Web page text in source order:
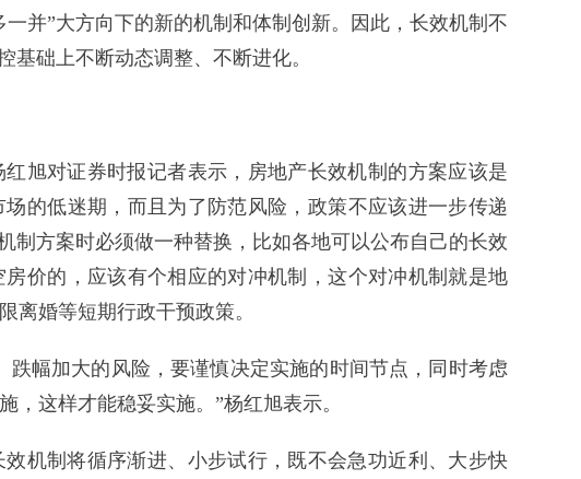
并”大方向下的新的机制和体制创新。因此，长效机制不
基础上不断动态调整、不断进化。
对证券时报记者表示，房地产长效机制的方案应该是
的低迷期，而且为了防范风险，政策不应该进一步传递
制方案时必须做一种替换，比如各地可以公布自己的长效
价的，应该有个相应的对冲机制，这个对冲机制就是地
离婚等短期行政干预政策。
幅加大的风险，要谨慎决定实施的时间节点，同时考虑
这样才能稳妥实施。”杨红旭表示。
制将循序渐进、小步试行，既不会急功近利、大步快